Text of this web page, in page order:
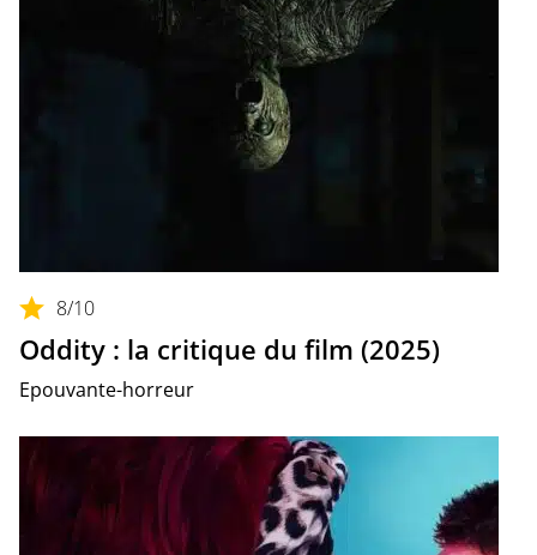
8/10
Oddity : la critique du film (2025)
Epouvante-horreur